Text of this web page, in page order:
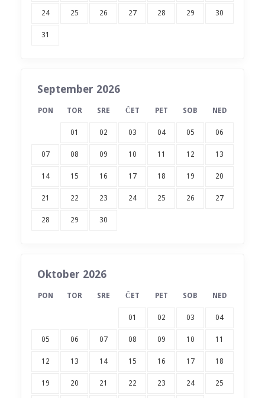
24 25 26 27 28 29 30
31
September 2026
PON TOR SRE ČET PET SOB NED
01 02 03 04 05 06
07 08 09 10 11 12 13
14 15 16 17 18 19 20
21 22 23 24 25 26 27
28 29 30
Oktober 2026
PON TOR SRE ČET PET SOB NED
01 02 03 04
05 06 07 08 09 10 11
12 13 14 15 16 17 18
19 20 21 22 23 24 25